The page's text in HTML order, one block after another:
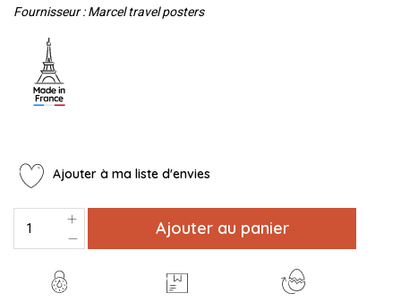
Fournisseur : Marcel travel posters
Ajouter à ma liste d'envies
Ajouter au panier